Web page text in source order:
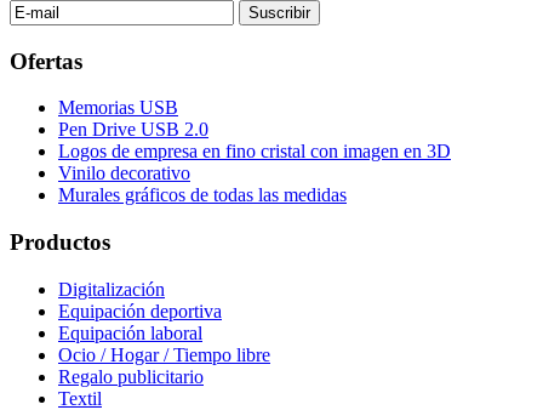
Ofertas
Memorias USB
Pen Drive USB 2.0
Logos de empresa en fino cristal con imagen en 3D
Vinilo decorativo
Murales gráficos de todas las medidas
Productos
Digitalización
Equipación deportiva
Equipación laboral
Ocio / Hogar / Tiempo libre
Regalo publicitario
Textil